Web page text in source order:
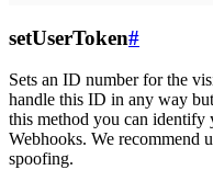
setUserToken#
Sets an ID number for the
handle this ID in any way
this method you can identify
Webhooks. We recommend
spoofing.